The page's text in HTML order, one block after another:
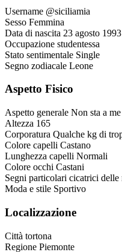
Username @siciliamia
Sesso Femmina
Data di nascita 23 agosto
Occupazione studentessa
Stato sentimentale Single
Segno zodiacale Leone
Aspetto Fisico
Aspetto generale Non sta a
Altezza 165
Corporatura Qualche kg di
Colore capelli Castano
Lunghezza capelli Normali
Colore occhi Castani
Segni particolari cicatrici delle
Moda e stile Sportivo
Localizzazione
Città tortona
Regione Piemonte